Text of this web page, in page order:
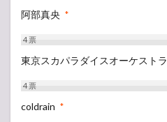
阿部真央 *
4票
東京スカパラダイスオーケストラ
4票
coldrain *